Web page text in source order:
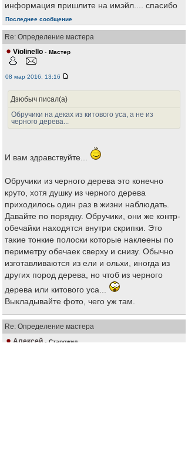
информация пришлите на имэйл.... спасибо
Последнее сообщение
Re: Определение мастера
Violinello - Мастер
08 мар 2016, 13:16
Дзюбыч писал(а)
Обручики на деках из китового уса, а не из
черного дерева...
И вам здравствуйте...
Обручики из черного дерева это конечно
круто, хотя душку из черного дерева
приходилось один раз в жизни наблюдать.
Давайте по порядку. Обручики, они же контр-
обечайки находятся внутри скрипки. Это
такие тонкие полоски которые наклеены по
периметру обечаек сверху и снизу. Обычно
изготавливаются из ели и ольхи, иногда из
других пород дерева, но чтоб из черного
дерева или китового уса...
Выкладывайте фото, чего уж там.
Re: Определение мастера
Алексей - Старожил